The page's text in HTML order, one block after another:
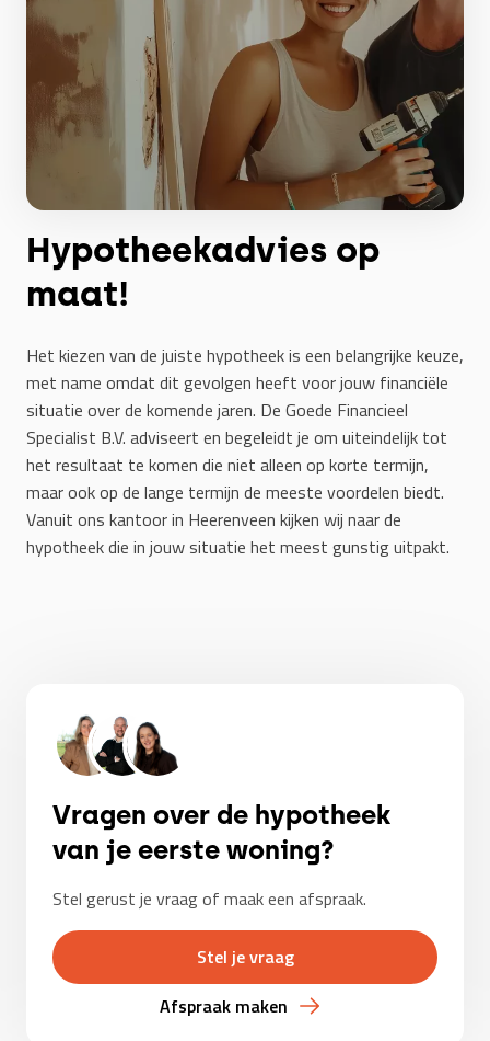
Hypotheekadvies op
maat!
Het kiezen van de juiste hypotheek is een belangrijke keuze,
met name omdat dit gevolgen heeft voor jouw financiële
situatie over de komende jaren. De Goede Financieel
Specialist B.V. adviseert en begeleidt je om uiteindelijk tot
het resultaat te komen die niet alleen op korte termijn,
maar ook op de lange termijn de meeste voordelen biedt.
Vanuit ons kantoor in Heerenveen kijken wij naar de
hypotheek die in jouw situatie het meest gunstig uitpakt.
Vragen over de hypotheek
van je eerste woning?
Stel gerust je vraag of maak een afspraak.
Stel je vraag
Afspraak maken